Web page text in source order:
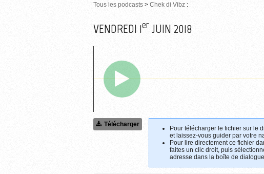
Tous les podcasts > Chek di Vibz :
VENDREDI 1er JUIN 2018
Télécharger
Pour télécharger le fichier sur le
et laissez-vous guider par votre
Pour lire directement ce fichier
faites un clic droit, puis
adresse dans la boîte de